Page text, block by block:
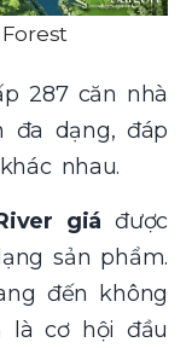
287 căn nhà
đa dạng, đáp
nhau.
giá được
sản phẩm.
đến không
là cơ hội đầu